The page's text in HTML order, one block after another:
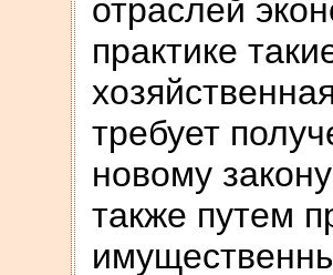
отраслей
практике
требует
новому
также путем